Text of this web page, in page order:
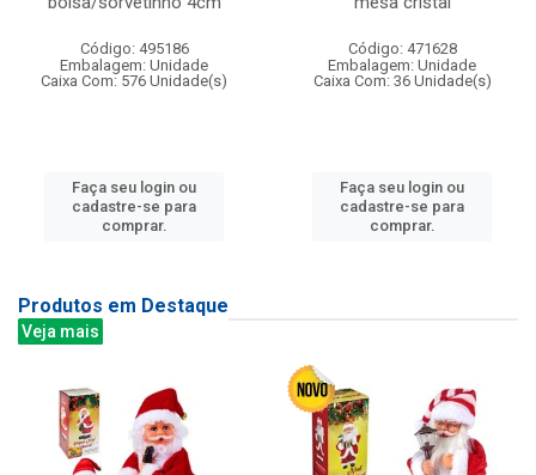
Código: 495186
Embalagem: Unidade
Caixa Com: 576 Unidade(s)
Faça seu login ou
cadastre-se para
comprar.
Código: 471628
Embalagem: Unidade
Caixa Com: 36 Unidade(s)
Faça seu login ou
cadastre-se para
comprar.
Produtos em Destaque
Veja mais